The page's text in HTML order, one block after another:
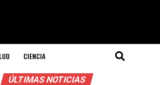
CIENCIA
ÚLTIMAS NOTICIAS